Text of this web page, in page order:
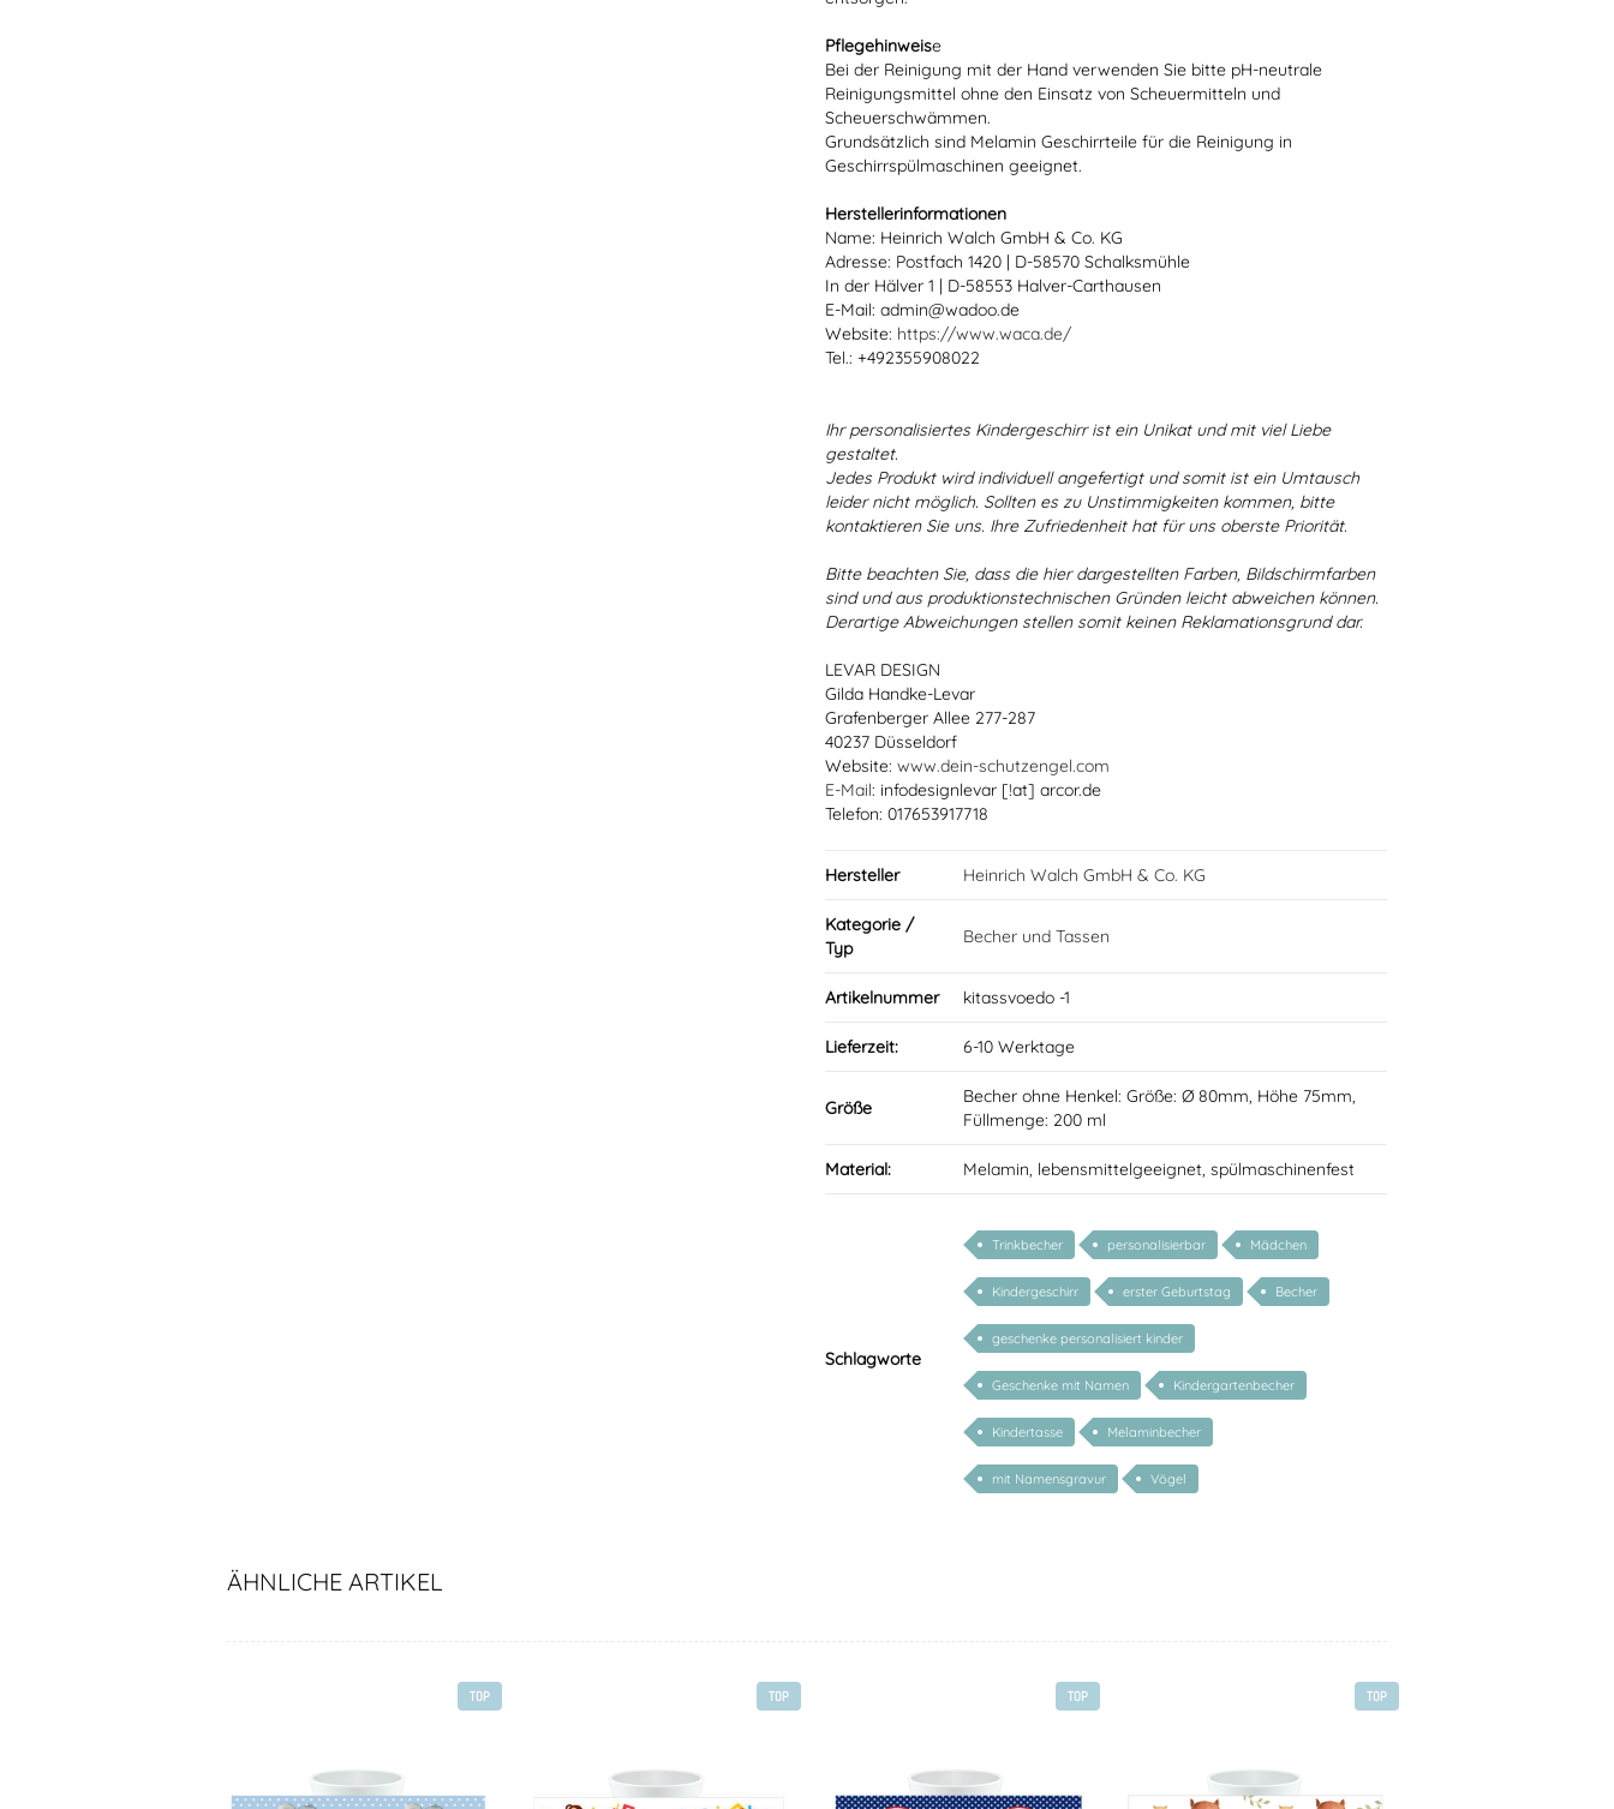
Pflegehinweise
Bei der Reinigung mit der Hand verwenden Sie bitte pH-neutrale
Reinigungsmittel ohne den Einsatz von Scheuermitteln und
Scheuerschwämmen.
Grundsätzlich sind Melamin Geschirrteile für die Reinigung in
Geschirrspülmaschinen geeignet.
Herstellerinformationen
Name: Heinrich Walch GmbH & Co. KG
Adresse: Postfach 1420 | D-58570 Schalksmühle
In der Hälver 1 | D-58553 Halver-Carthausen
E-Mail: admin@wadoo.de
Website: https://www.waca.de/
Tel.: +492355908022
Ihr personalisiertes Kindergeschirr ist ein Unikat und mit viel Liebe
gestaltet.
Jedes Produkt wird individuell angefertigt und somit ist ein Umtausch
leider nicht möglich. Sollten es zu Unstimmigkeiten kommen, bitte
kontaktieren Sie uns. Ihre Zufriedenheit hat für uns oberste Priorität.
Bitte beachten Sie, dass die hier dargestellten Farben, Bildschirmfarben
sind und aus produktionstechnischen Gründen leicht abweichen können.
Derartige Abweichungen stellen somit keinen Reklamationsgrund dar.
LEVAR DESIGN
Gilda Handke-Levar
Grafenberger Allee 277-287
40237 Düsseldorf
Website: www.dein-schutzengel.com
E-Mail: infodesignlevar [!at] arcor.de
Telefon: 017653917718
Hersteller Heinrich Walch GmbH & Co. KG
Kategorie /
Typ
Becher und Tassen
Artikelnummer kitassvoedo -1
Lieferzeit: 6-10 Werktage
Größe
Becher ohne Henkel: Größe: Ø 80mm, Höhe 75mm,
Füllmenge: 200 ml
Material: Melamin, lebensmittelgeeignet, spülmaschinenfest
Schlagworte
Trinkbecher personalisierbar Mädchen
Kindergeschirr erster Geburtstag Becher
geschenke personalisiert kinder
Geschenke mit Namen Kindergartenbecher
Kindertasse Melaminbecher
mit Namensgravur Vögel
ÄHNLICHE ARTIKEL
TOP TOP TOP TOP